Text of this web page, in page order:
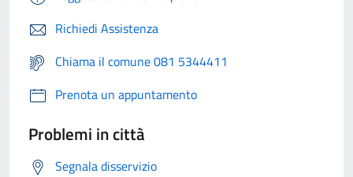
Richiedi Assistenza
Chiama il comune 081 5344411
Prenota un appuntamento
Problemi in città
Segnala disservizio